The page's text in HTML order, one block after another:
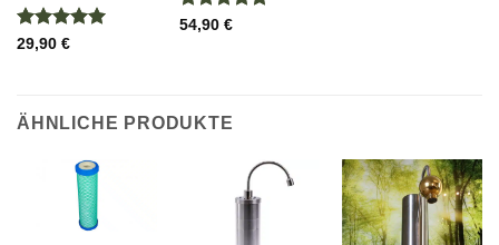
Bewertet
29,90 €
Bewertet
54,90 €
ÄHNLICHE PRODUKTE